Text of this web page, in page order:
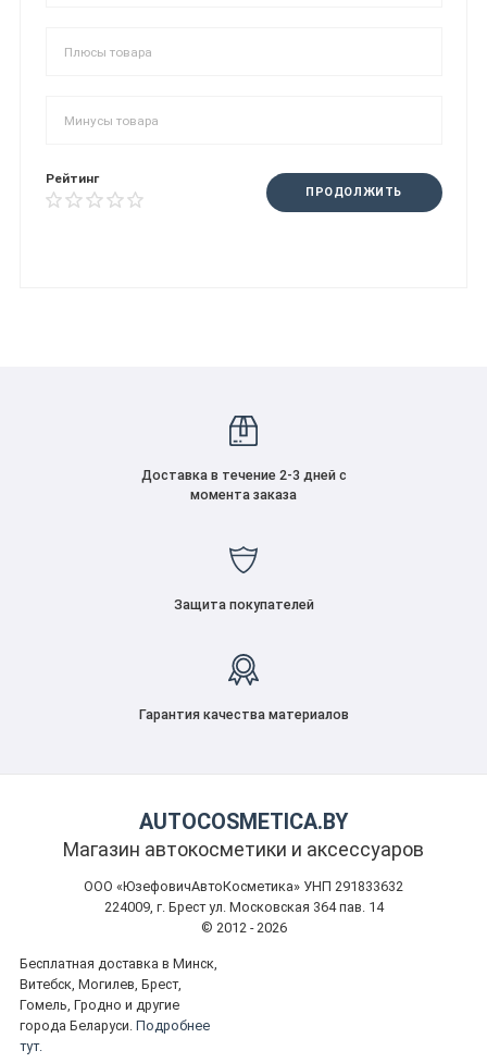
Рейтинг
ПРОДОЛЖИТЬ
Доставка в течение 2-3 дней с
момента заказа
Защита покупателей
Гарантия качества материалов
AUTOCOSMETICA.BY
Магазин автокосметики и аксессуаров
ООО «ЮзефовичАвтоКосметика» УНП 291833632
224009, г. Брест ул. Московская 364 пав. 14
© 2012 - 2026
Бесплатная доставка в Минск,
Витебск, Могилев, Брест,
Гомель, Гродно и другие
города Беларуси. Подробнее
тут.